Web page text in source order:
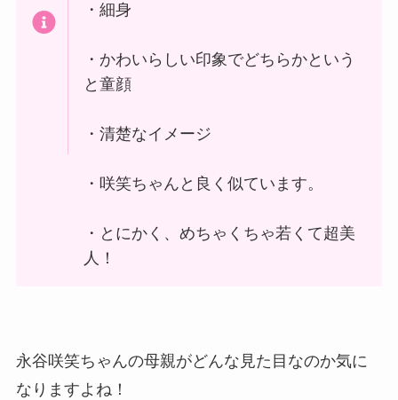
・細身
・かわいらしい印象でどちらかという
と童顔
・清楚なイメージ
・咲笑ちゃんと良く似ています。
・とにかく、めちゃくちゃ若くて超美
人！
永谷咲笑ちゃんの母親がどんな見た目なのか気に
なりますよね！